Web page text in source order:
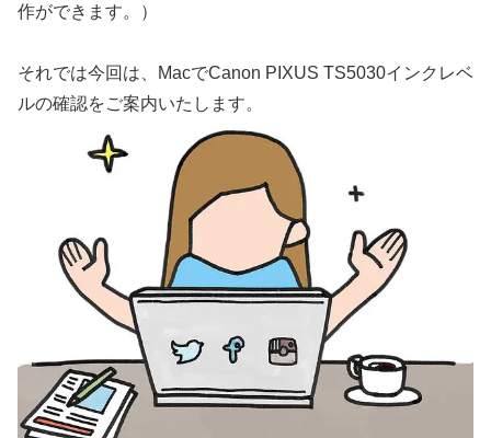
作ができます。）
それでは今回は、MacでCanon PIXUS TS5030インクレベ
ルの確認をご案内いたします。